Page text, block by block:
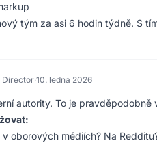
tým za asi 6 hodin týdně. S
Director·10. ledna 2026
autority. To je pravděpodobně
oborových médiích? Na